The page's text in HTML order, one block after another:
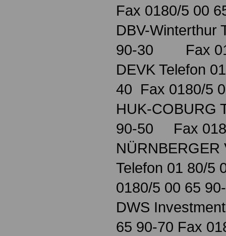
Fax 0180/5 00
DBV-Winterthur
90-30 Fax
DEVK Telefon
40 Fax 0180/5
HUK-COBURG
90-50 Fax
NÜRNBERGER
Telefon 01 80/5
0180/5 00 65
DWS
65 90-70 Fax